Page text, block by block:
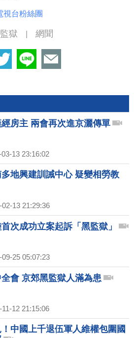
視台粉絲團
獄 網聞
房主 兩會再次進京灑傳單
03-13 23:16:02
地興建訓誡中心 疑變相勞教
02-13 21:29:36
次成功立案起訴「黑監獄」
09-25 05:07:23
會 京郊黑監獄人滿為患
11-12 21:15:06
中國上千退伍軍人維權包圍國